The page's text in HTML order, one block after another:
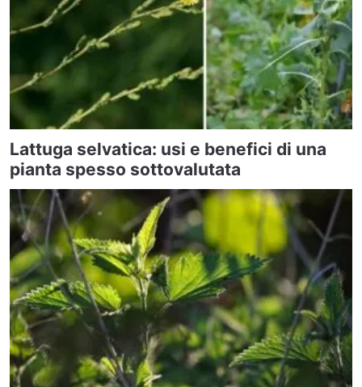
Lattuga selvatica: usi e benefici di una
pianta spesso sottovalutata